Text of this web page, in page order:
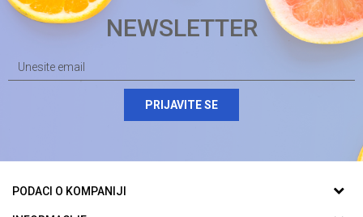
NEWSLETTER
PRIJAVITE SE
PODACI O KOMPANIJI